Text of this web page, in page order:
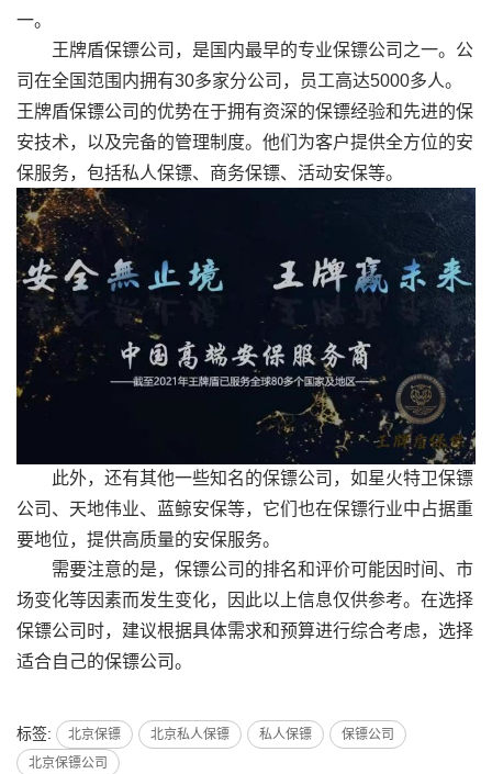
一。
王牌盾保镖公司，是国内最早的专业保镖公司之一。公
司在全国范围内拥有30多家分公司，员工高达5000多人。
王牌盾保镖公司的优势在于拥有资深的保镖经验和先进的保
安技术，以及完备的管理制度。他们为客户提供全方位的安
保服务，包括私人保镖、商务保镖、活动安保等。
此外，还有其他一些知名的保镖公司，如星火特卫保镖
公司、天地伟业、蓝鲸安保等，它们也在保镖行业中占据重
要地位，提供高质量的安保服务。
需要注意的是，保镖公司的排名和评价可能因时间、市
场变化等因素而发生变化，因此以上信息仅供参考。在选择
保镖公司时，建议根据具体需求和预算进行综合考虑，选择
适合自己的保镖公司。
标签: 北京保镖 北京私人保镖 私人保镖
保镖公司
北京保镖公司